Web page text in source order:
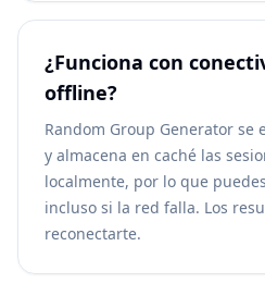
¿Funciona con
offline?
Random Group Generator se
y almacena en caché las
localmente, por lo que
incluso si la red falla. Los
reconectarte.